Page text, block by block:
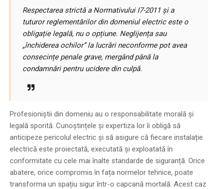
Respectarea strictă a Normativului I7-2011 și a
tuturor reglementărilor din domeniul electric este o
obligație legală, nu o opțiune. Neglijența sau
„închiderea ochilor” la lucrări neconforme pot avea
consecințe penale grave, mergând până la
condamnări pentru ucidere din culpă.
Profesioniștii din domeniu au o responsabilitate morală și
legală sporită. Cunoștințele și expertiza lor îi obligă să
anticipeze pericolul electric și să asigure că fiecare instalație
electrică este proiectată, executată și exploatată în
conformitate cu cele mai înalte standarde de siguranță. Orice
abatere, orice compromis în fața normelor tehnice, poate
transforma un spațiu sigur într-o capcană mortală. Acest caz